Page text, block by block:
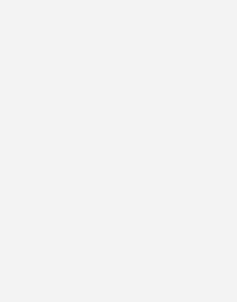
auch in Bestandsgebäuden die
Effizienz bereitstellen.
bestätigt eine Feldstudie aus der
wurden Wärmepumpen unter
analysiert. Sehr ähnlich wie bei der
die maximalen Heizkreistemperaturen
mit Heizkörpern um 55 °C. Die
der Ostschweizer Fachhochschule
bei ordentlicher Planung, Installation
auch im
der Installation einer